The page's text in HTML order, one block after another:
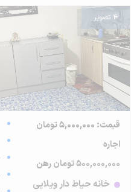
4 تصویر
قیمت: 5,000,000 تومان
اجاره
500,000,000 تومان رهن
خانه حیاط دار ویلایی